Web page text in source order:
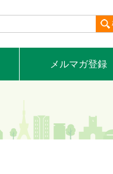
メルマガ登録